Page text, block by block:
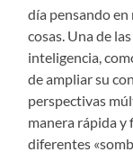
día pensando en
cosas. Una de
inteligencia,
de ampliar su
perspectivas
manera rápida y
diferentes